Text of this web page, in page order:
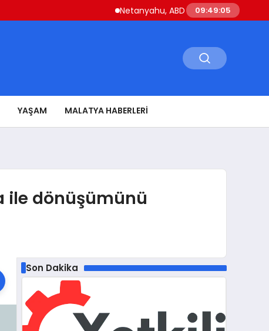
Netanyahu, ABD Savunma Bakanı
09:49:06
YAŞAM MALATYA HABERLERI
ile dönüşümünü
Son Dakika